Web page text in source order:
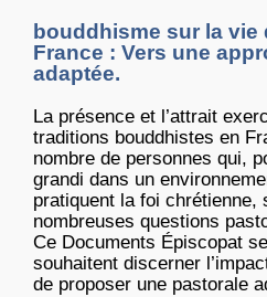
bouddhisme sur la vie
France : Vers une
adaptée.
La présence et l’attrait
traditions bouddhistes en
nombre de personnes qui,
grandi dans un
pratiquent la foi chrétienne,
nombreuses questions
Ce Documents Épiscopat
souhaitent discerner
de proposer une pastorale